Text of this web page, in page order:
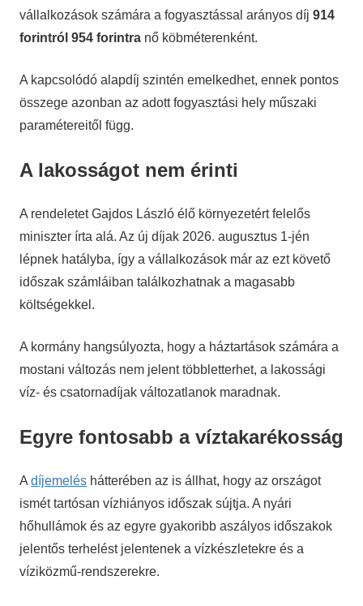
vállalkozások számára a fogyasztással arányos díj 914
forintról 954 forintra nő köbméterenként.
A kapcsolódó alapdíj szintén emelkedhet, ennek pontos
összege azonban az adott fogyasztási hely műszaki
paramétereitől függ.
A lakosságot nem érinti
A rendeletet Gajdos László élő környezetért felelős
miniszter írta alá. Az új díjak 2026. augusztus 1-jén
lépnek hatályba, így a vállalkozások már az ezt követő
időszak számláiban találkozhatnak a magasabb
költségekkel.
A kormány hangsúlyozta, hogy a háztartások számára a
mostani változás nem jelent többletterhet, a lakossági
víz- és csatornadíjak változatlanok maradnak.
Egyre fontosabb a víztakarékosság
A díjemelés hátterében az is állhat, hogy az országot
ismét tartósan vízhiányos időszak sújtja. A nyári
hőhullámok és az egyre gyakoribb aszályos időszakok
jelentős terhelést jelentenek a vízkészletekre és a
víziközmű-rendszerekre.